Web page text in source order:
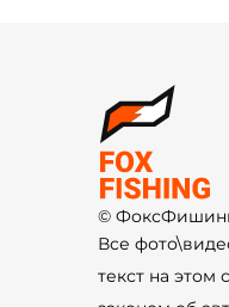
©
Все
текст на